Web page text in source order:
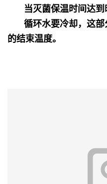
当灭菌保温时间达
循环水要冷却，这
的结束温度。